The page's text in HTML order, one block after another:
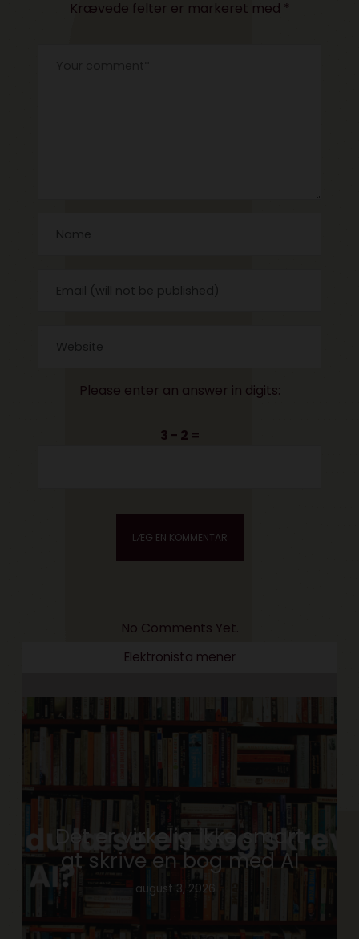
Krævede felter er markeret med *
Please enter an answer in digits:
3 − 2 =
No Comments Yet.
Elektronista mener
Det er virkelig ikke smart
at skrive en bog med AI
august 3, 2026